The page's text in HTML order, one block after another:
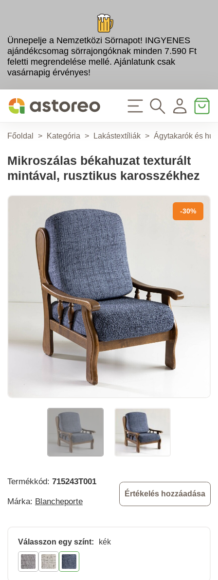
Ünnepelje a Nemzetközi Sörnapot! INGYENES
ajándékcsomag sörrajongóknak minden 7.590 Ft
feletti megrendelése mellé. Ajánlatunk csak
vasárnapig érvényes!
Főoldal > Kategória > Lakástextíliák > Ágytakarók és
Mikroszálas békahuzat texturált
mintával, rusztikus karosszékhez
-30%
Termékkód: 715243T001
Márka: Blancheporte
Értékelés hozzáadása
Válasszon egy színt: kék